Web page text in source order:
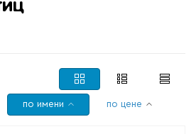
по имени по цене